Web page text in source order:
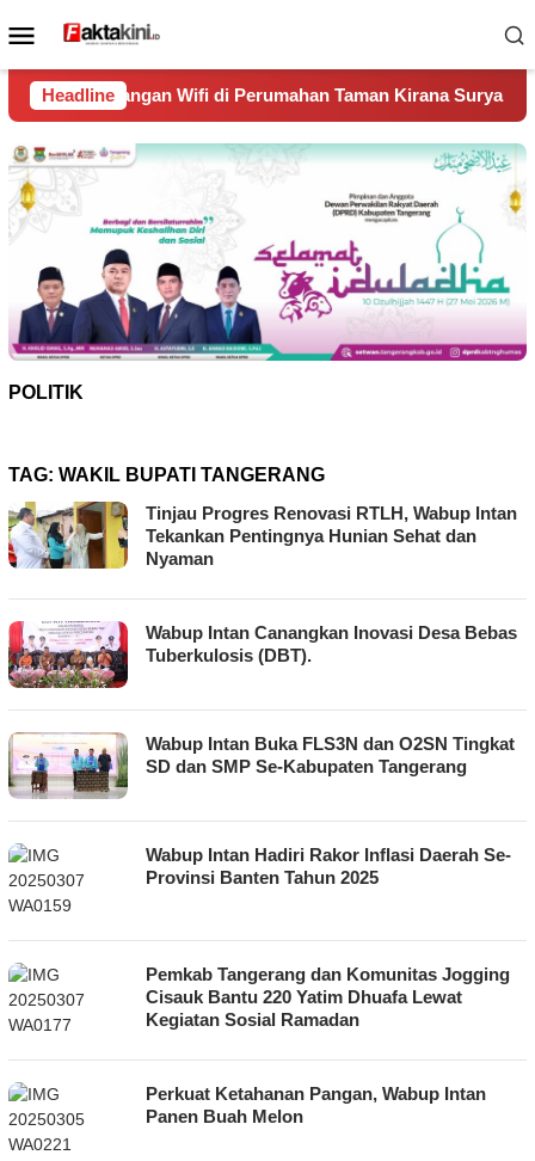
ke
Menu
Mobile
Headline
di Perumahan Taman Kirana Surya Solear Spanyol
POLITIK
TAG: WAKIL BUPATI TANGERANG
Tinjau Progres Renovasi RTLH, Wabup Intan
Tekankan Pentingnya Hunian Sehat dan
Nyaman
Wabup Intan Canangkan Inovasi Desa Bebas
Tuberkulosis (DBT).
Wabup Intan Buka FLS3N dan O2SN Tingkat
SD dan SMP Se-Kabupaten Tangerang
Wabup Intan Hadiri Rakor Inflasi Daerah Se-
Provinsi Banten Tahun 2025
Pemkab Tangerang dan Komunitas Jogging
Cisauk Bantu 220 Yatim Dhuafa Lewat
Kegiatan Sosial Ramadan
Perkuat Ketahanan Pangan, Wabup Intan
Panen Buah Melon